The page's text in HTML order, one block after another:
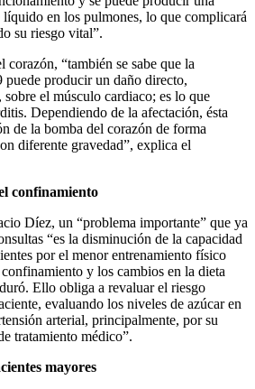
en los pulmones, lo que complicará
su riesgo vital”.
corazón, “también se sabe que la
producir un daño directo,
el músculo cardiaco; es lo que
Dependiendo de la afectación, ésta
de la bomba del corazón de forma
diferente gravedad”, explica el
confinamiento
Díez, un “problema importante” que ya
“es la disminución de la capacidad
por el menor entrenamiento físico
y los cambios en la dieta
Ello obliga a revaluar el riesgo
evaluando los niveles de azúcar en
arterial, principalmente, por su
tratamiento médico”.
mayores